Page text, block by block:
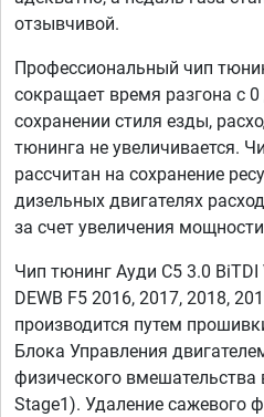
отзывчивой.
Профессиональный чип
сокращает время разгона с
сохранении стиля езды,
тюнинга не увеличивается.
рассчитан на сохранение
дизельных двигателях
за счет увеличения
Чип тюнинг Ауди C5 3.0
DEWB F5 2016, 2017, 2018,
производится путем
Блока Управления
физического вмешательства
Stage1). Удаление сажевого